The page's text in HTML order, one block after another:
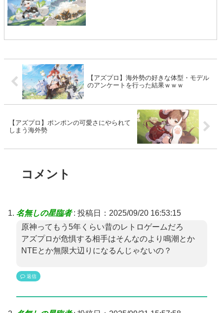
【アズプロ】海外勢の好きな体型・モデル
のアンケートを行った結果ｗｗｗ
【アズプロ】ポンポンの可愛さにやられて
しまう海外勢
コメント
名無しの星臨者: 投稿日：2025/09/20 16:53:15
原神ってもう5年くらい昔のレトロゲームだろ
アズプロが危惧する相手はそんなのより鳴潮とか
NTEとか無限大辺りになるんじゃないの？
返信